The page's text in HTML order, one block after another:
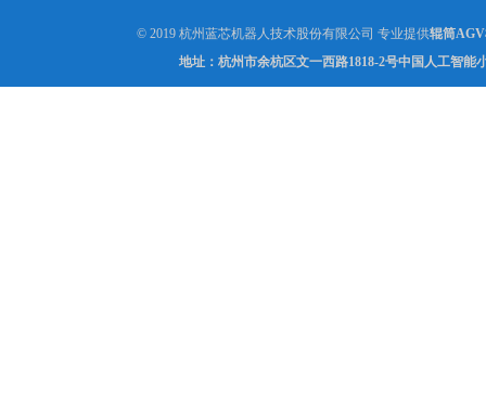
© 2019 杭州蓝芯机器人技术股份有限公司 专业提供辊筒
地址：杭州市余杭区文一西路1818-2号中国人工智能